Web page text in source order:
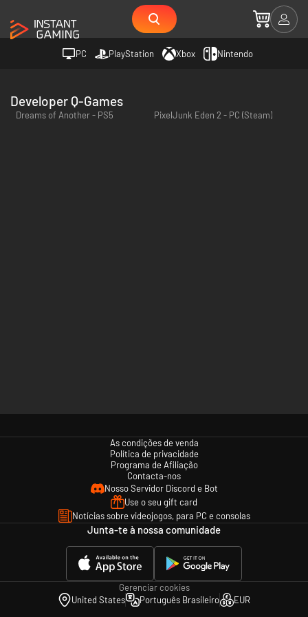
PC PlayStation Xbox Nintendo
Developer Q-Games
Dreams of Another - PS5 PixelJunk Eden 2 - PC (Steam)
As condições de venda
Política de privacidade
Programa de Afiliação
Contacta-nos
Nosso Servidor Discord e Bot
Use o seu gift card
Notícias sobre videojogos, para PC e consolas
Junta-te à nossa comunidade
Gerenciar cookies
United States
Português Brasileiro EUR